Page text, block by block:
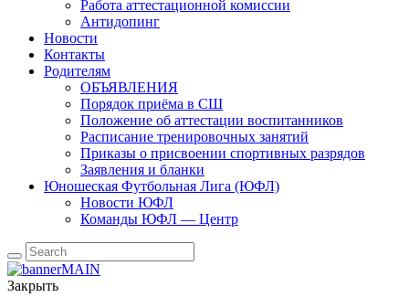
Работа аттестационной комиссии
Антидопинг
Новости
Контакты
Родителям
ОБЪЯВЛЕНИЯ
Порядок приёма в СШ
Положение об аттестации воспитанников
Расписание тренировочных занятий
Приказы о присвоении спортивных разрядов
Заявления и бланки
Юношеская Футбольная Лига (ЮФЛ)
Новости ЮФЛ
Команды ЮФЛ — Центр
Закрыть